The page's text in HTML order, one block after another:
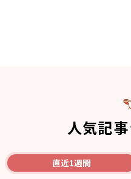
人気記
直近1週間